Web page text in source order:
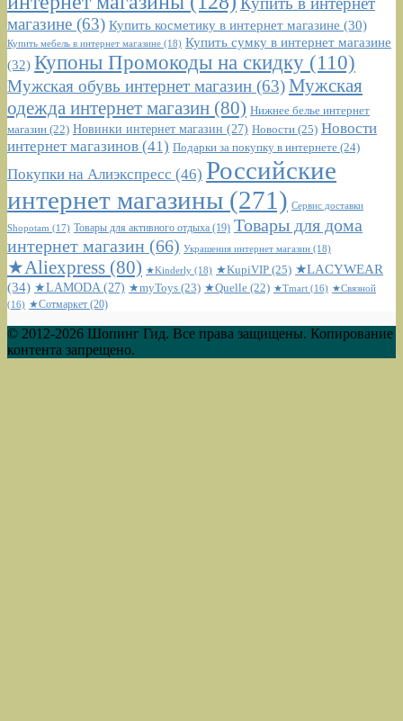
магазине (63) Купить косметику в интернет магазине (30)
Купить мебель в интернет магазине (18) Купить сумку в интернет магазине
(32) Купоны Промокоды на скидку (110)
Мужская обувь интернет магазин (63)Мужская
одежда интернет магазин (80) Нижнее белье интернет
магазин (22) Новинки интернет магазин (27) Новости (25) Новости
интернет магазинов (41) Подарки за покупку в интернете (24)
Покупки на Алиэкспресс (46) Российские
интернет магазины (271) Сервис доставки
Shopotam (17) Товары для активного отдыха (19) Товары для дома
интернет магазин (66) Украшения интернет магазин (18)
★Aliexpress (80) ★Kinderly (18) ★KupiVIP (25) ★LACYWEAR
(34) ★LAMODA (27) ★myToys (23) ★Quelle (22) ★Tmart (16) ★Связной
(16) ★Сотмаркет (20)
© 2012-2026 Шопинг Гид. Все права защищены. Копирование
контента запрещено.